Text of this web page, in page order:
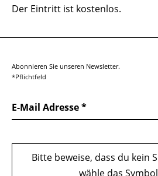
Der Eintritt ist kostenlos.
Abonnieren Sie unseren Newsletter.
*Pflichtfeld
E-Mail Adresse
Bitte beweise, dass du kein
wähle das Symbol